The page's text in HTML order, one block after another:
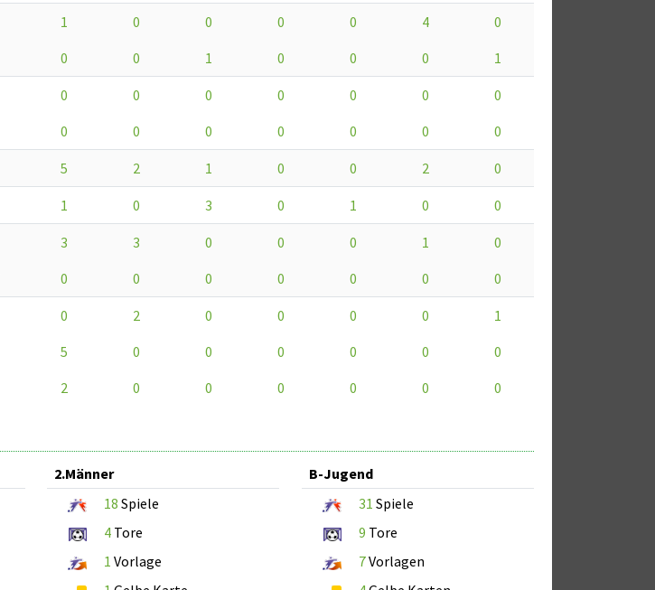
1 0 0 0 0 4
0
0 0 1 0 0 0 1
0 0 0 0 0 0
0
0 0 0 0 0 0 0
5 2 1 0 0 2 0
1 0 3 0 1 0 0
3 3 0 0 0 1
0
0 0 0 0 0 0 0
0 2 0 0 0 0
1
5 0 0 0 0 0
0
2 0 0 0 0 0 0
2.Männer
18 Spiele
4 Tore
1 Vorlage
B-Jugend
31 Spiele
9 Tore
7Vorlagen